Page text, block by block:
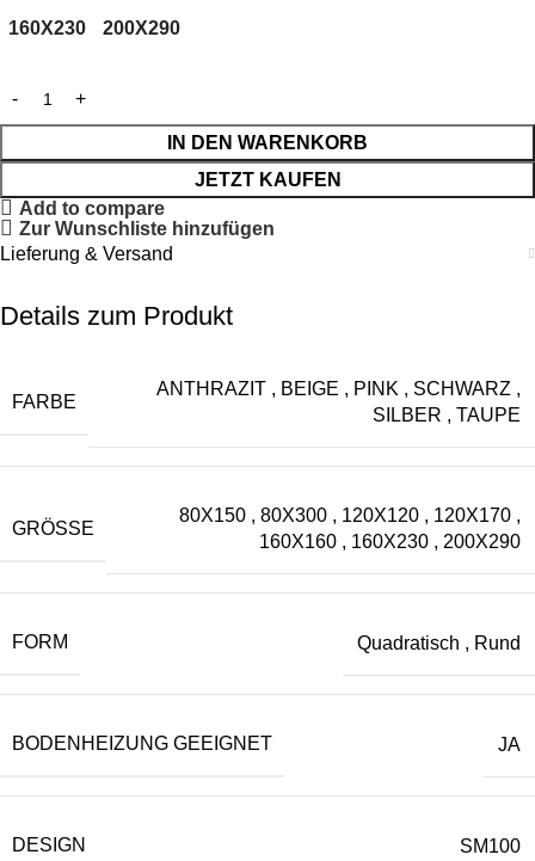
160X230 200X290
IN DEN WARENKORB
JETZT KAUFEN
Add to compare
Zur Wunschliste hinzufügen
Lieferung & Versand
Details zum Produkt
FARBE
ANTHRAZIT , BEIGE , PINK , SCHWARZ ,
SILBER , TAUPE
GRÖSSE
80X150 , 80X300 , 120X120 , 120X170 ,
160X160 , 160X230 , 200X290
FORM Quadratisch , Rund
BODENHEIZUNG GEEIGNET JA
DESIGN SM100